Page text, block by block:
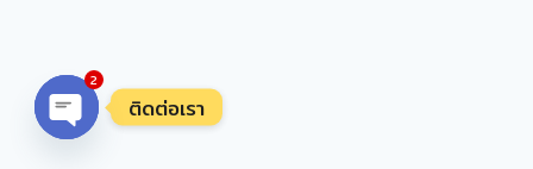
ติดต่อเรา
2